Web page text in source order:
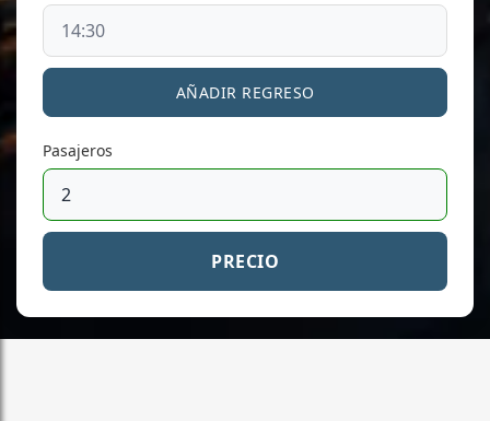
AÑADIR REGRESO
Pasajeros
PRECIO